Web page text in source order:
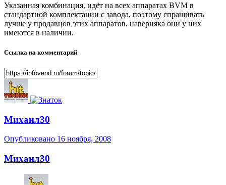
Указанная комбинация, идёт на всех аппаратах BVM в
стандартной комплектации с завода, поэтому спрашивать
лучше у продавцов этих аппаратов, наверняка они у них
имеются в наличии.
Ссылка на комментарий
Михаил30
Опубликовано 16 ноября, 2008
Михаил30